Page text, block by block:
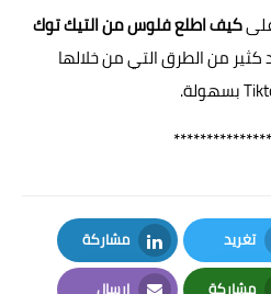
كيف اطلع فلوس من التيك توك
كثير من الطرق التي من خلالها
تغريد
Twitter
مشاركة
LinkedIn